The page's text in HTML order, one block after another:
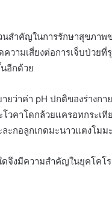
สำคัญในการรักษาสุขภาพ
วามเสี่ยงต่อการเจ็บป่วย
อีกด้วย
ว่าค่า pH ปกติของร่างกา
วคาโดกล้วยแครอทกระ
ะกอลูกเกดมะนาวแตงโม
จึงมีความสำคัญในยุคโคโ